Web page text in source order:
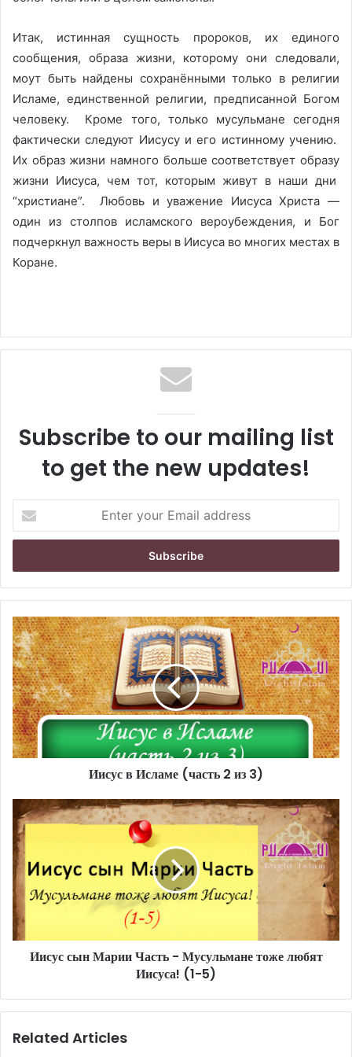
Итак, истинная сущность пророков, их единого
сообщения, образа жизни, которому они следовали,
моут быть найдены сохранёнными только в религии
Исламе, единственной религии, предписанной Богом
человеку. Кроме того, только мусульмане сегодня
фактически следуют Иисусу и его истинному учению.
Их образ жизни намного больше соответствует образу
жизни Иисуса, чем тот, которым живут в наши дни
“христиане”. Любовь и уважение Иисуса Христа —
один из столпов исламского вероубеждения, и Бог
подчеркнул важность веры в Иисуса во многих местах в
Коране.
Subscribe to our mailing list
to get the new updates!
t
r
y
u
r
E
m
a
i
l
a
d
s
s
Иисус в Исламе (часть 2 из 3)
Иисус сын Марии Часть - Мусульмане тоже любят
Иисуса! (1-5)
Related Articles